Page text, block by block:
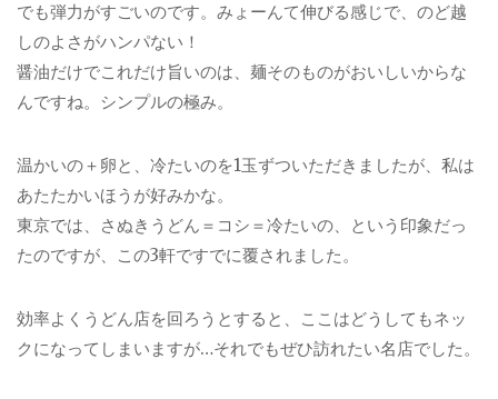
でも弾力がすごいのです。みょーんて伸びる感じで、のど越
しのよさがハンパない！
醤油だけでこれだけ旨いのは、麺そのものがおいしいからな
んですね。シンプルの極み。
温かいの＋卵と、冷たいのを1玉ずついただきましたが、私は
あたたかいほうが好みかな。
東京では、さぬきうどん＝コシ＝冷たいの、という印象だっ
たのですが、この3軒ですでに覆されました。
効率よくうどん店を回ろうとすると、ここはどうしてもネッ
クになってしまいますが…それでもぜひ訪れたい名店でした。